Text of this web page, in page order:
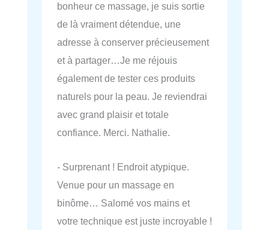
bonheur ce massage, je suis sortie
de là vraiment détendue, une
adresse à conserver précieusement
et à partager…Je me réjouis
également de tester ces produits
naturels pour la peau. Je reviendrai
avec grand plaisir et totale
confiance. Merci. Nathalie.
- Surprenant ! Endroit atypique.
Venue pour un massage en
binôme… Salomé vos mains et
votre technique est juste incroyable !